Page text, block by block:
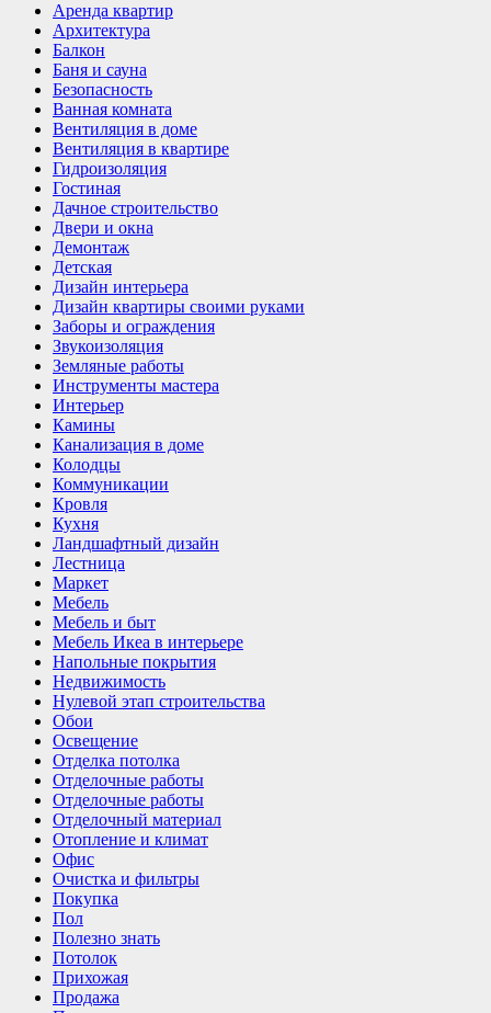
Аренда квартир
Архитектура
Балкон
Баня и сауна
Безопасность
Ванная комната
Вентиляция в доме
Вентиляция в квартире
Гидроизоляция
Гостиная
Дачное строительство
Двери и окна
Демонтаж
Детская
Дизайн интерьера
Дизайн квартиры своими руками
Заборы и ограждения
Звукоизоляция
Земляные работы
Инструменты мастера
Интерьер
Камины
Канализация в доме
Колодцы
Коммуникации
Кровля
Кухня
Ландшафтный дизайн
Лестница
Маркет
Мебель
Мебель и быт
Мебель Икеа в интерьере
Напольные покрытия
Недвижимость
Нулевой этап строительства
Обои
Освещение
Отделка потолка
Отделочные работы
Отделочные работы
Отделочный материал
Отопление и климат
Офис
Очистка и фильтры
Покупка
Пол
Полезно знать
Потолок
Прихожая
Продажа